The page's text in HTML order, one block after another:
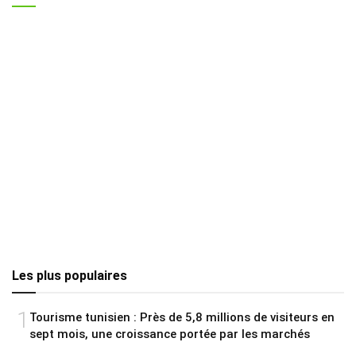
Les plus populaires
1 Tourisme tunisien : Près de 5,8 millions de visiteurs en
sept mois, une croissance portée par les marchés